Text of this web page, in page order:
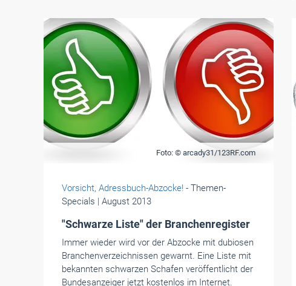
Foto: © arcady31/123RF.com
Vorsicht, Adressbuch-Abzocke! - Themen-
Specials | August 2013
"Schwarze Liste" der Branchenregister
Immer wieder wird vor der Abzocke mit dubiosen
Branchenverzeichnissen gewarnt. Eine Liste mit
bekannten schwarzen Schafen veröffentlicht der
Bundesanzeiger jetzt kostenlos im Internet.